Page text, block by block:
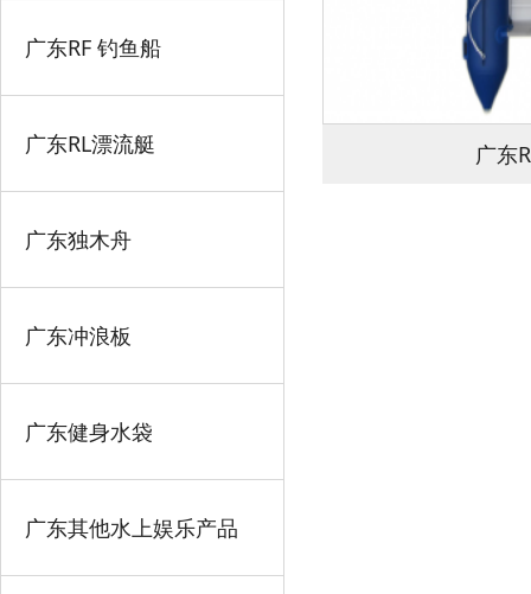
广东RF 钓鱼船
广东RL漂流艇
广东独木舟
广东冲浪板
广东健身水袋
广东其他水上娱乐产品
广东